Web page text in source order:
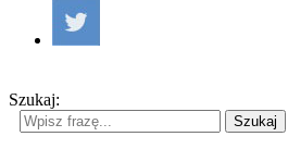
Szukaj:
Szukaj